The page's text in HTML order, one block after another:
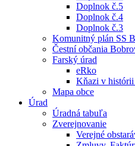
Doplnok č.5
Doplnok č.4
Doplnok č.3
Komunitný plán SS
Čestní občania
Farský úrad
eRko
Kňazi v histórii
Mapa obce
Úrad
Úradná tabuľa
Zverejnovanie
Verejné